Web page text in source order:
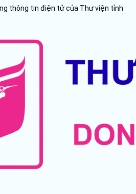
thông tin điện tử của Thư viện tỉnh